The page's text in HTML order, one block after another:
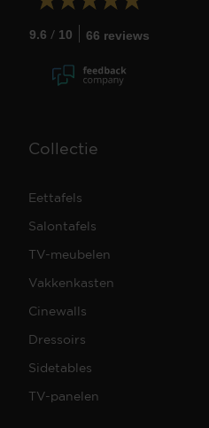
9.6 / 10 66 reviews
Collectie
Eettafels
Salontafels
TV-meubelen
Vakkenkasten
Cinewalls
Dressoirs
Sidetables
TV-panelen